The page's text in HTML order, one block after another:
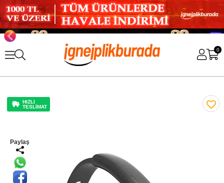
0
HIZLI
TESLİMAT
Paylaş